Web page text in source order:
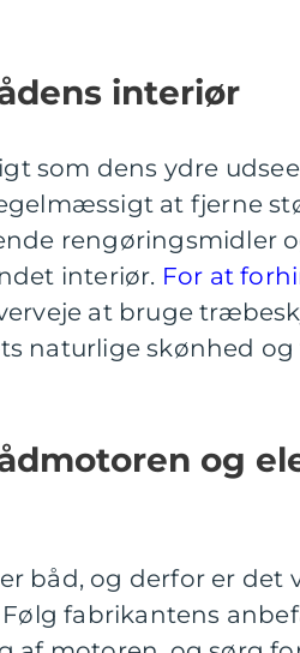
interiør
som dens ydre
at fjerne
rengøringsmidler
interiør. For at
at bruge
naturlige skønhed
og
båd, og derfor er det
fabrikantens